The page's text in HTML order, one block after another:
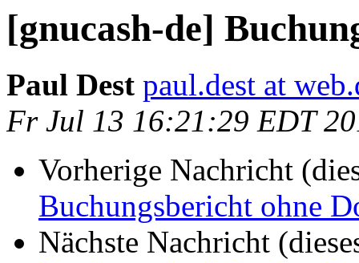
[gnucash-de]
Paul Dest paul.dest at
Fr Jul 13 16:21:29 EDT
Vorherige Nachricht
Buchungsbericht ohne
Nächste Nachricht